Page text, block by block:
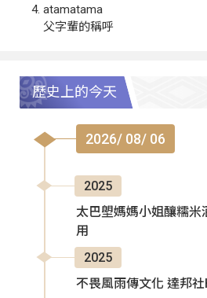
atamatama
父字輩的稱呼
歷史上的今天
2026/ 08/ 06
2025
太巴塱媽媽小姐釀糯
用
2025
不畏風雨傳文化 達邦